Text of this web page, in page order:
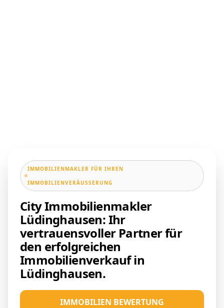
IMMOBILIENMAKLER FÜR IHREN
IMMOBILIENVERÄUSSERUNG
City Immobilienmakler
Lüdinghausen: Ihr
vertrauensvoller Partner für
den erfolgreichen
Immobilienverkauf in
Lüdinghausen.
IMMOBILIEN BEWERTUNG